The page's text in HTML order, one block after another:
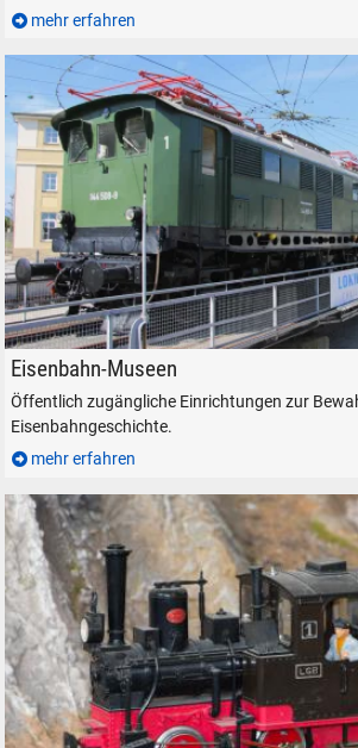
mehr erfahren
Altbau-Elektrolokomotive der Baureihe E 44.5 in
Eisenbahn-Museen
Öffentlich zugängliche Einrichtungen zur
Eisenbahngeschichte.
mehr erfahren
SUCHEN
Durchsuchen
alles
Suche ...
suchen Abbrechen